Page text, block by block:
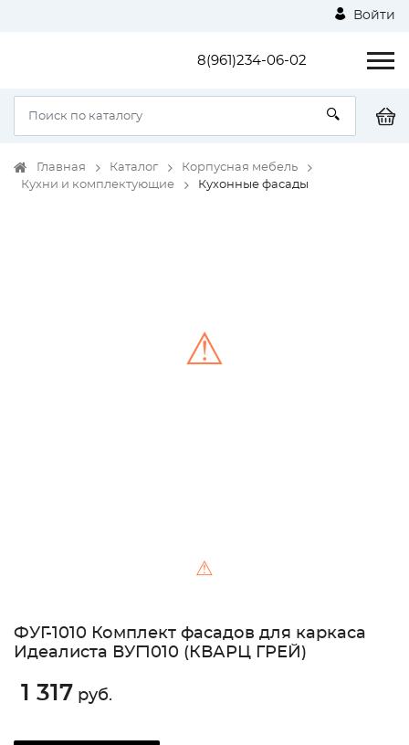
Войти
8(961)234-06-02
Главная Каталог
Корпусная мебель
Кухни и комплектующие
Кухонные фасады
⚠
⚠
ФУГ-1010 Комплект фасадов для каркаса
Идеалиста ВУГ1010 (КВАРЦ ГРЕЙ)
1 317 руб.